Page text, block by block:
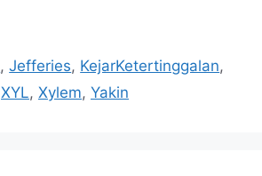
,Jefferies, KejarKetertinggalan,
XYL, Xylem, Yakin